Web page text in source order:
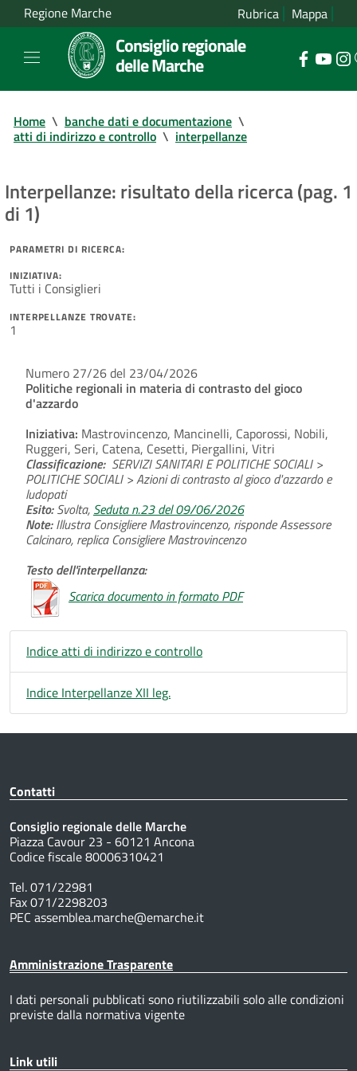
Regione Marche Rubrica Mappa
Consiglio regionale
delle Marche
Home \ banche dati e documentazione \
atti di indirizzo e controllo \ interpellanze
Interpellanze: risultato della ricerca (pag. 1
di 1)
PARAMETRI DI RICERCA:
INIZIATIVA:
Tutti i Consiglieri
INTERPELLANZE TROVATE:
1
Numero 27/26 del 23/04/2026
Politiche regionali in materia di contrasto del gioco
d'azzardo
Iniziativa: Mastrovincenzo, Mancinelli, Caporossi, Nobili,
Ruggeri, Seri, Catena, Cesetti, Piergallini, Vitri
Classificazione: SERVIZI SANITARI E POLITICHE SOCIALI >
POLITICHE SOCIALI > Azioni di contrasto al gioco d'azzardo e
ludopati
Esito:Svolta, Seduta n.23 del 09/06/2026
Note:Illustra Consigliere Mastrovincenzo, risponde Assessore
Calcinaro, replica Consigliere Mastrovincenzo
Testo dell'interpellanza:
Scarica documento in formato PDF
Indice atti di indirizzo e controllo
Indice Interpellanze XII leg.
Contatti
Consiglio regionale delle Marche
Piazza Cavour 23 - 60121 Ancona
Codice fiscale 80006310421
Tel. 071/22981
Fax 071/2298203
PEC assemblea.marche@emarche.it
Amministrazione Trasparente
I dati personali pubblicati sono riutilizzabili solo alle condizioni
previste dalla normativa vigente
Link utili